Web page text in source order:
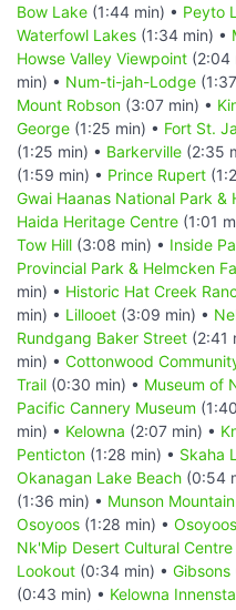
Bow Lake (1:44 min) • Peyto
Waterfowl Lakes (1:34 min) •
Howse Valley Viewpoint (2:04
min) • Num-ti-jah-Lodge
Mount Robson (3:07 min) •
George (1:25 min) • Fort St.
(1:25 min) • Barkerville (2:35
(1:59 min) • Prince Rupert
Gwai Haanas National Park &
Haida Heritage Centre (1:01
Tow Hill (3:08 min) • Inside
Provincial Park & Helmcken
min) • Historic Hat Creek
min) • Lillooet (3:09 min) •
Rundgang Baker Street (2:41
min) • Cottonwood
Trail (0:30 min) • Museum of
Pacific Cannery Museum
min) • Kelowna (2:07 min) •
Penticton (1:28 min) • Skaha
Okanagan Lake Beach (0:54
(1:36 min) • Munson
Osoyoos (1:28 min) •
Nk'Mip Desert Cultural Centre
Lookout (0:34 min) • Gibsons
(0:43 min) • Kelowna